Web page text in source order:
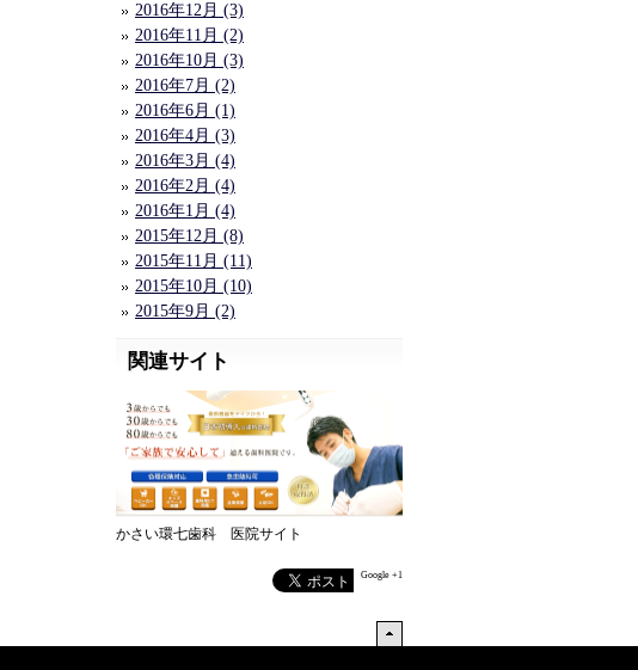
2016年12月 (3)
2016年11月 (2)
2016年10月 (3)
2016年7月 (2)
2016年6月 (1)
2016年4月 (3)
2016年3月 (4)
2016年2月 (4)
2016年1月 (4)
2015年12月 (8)
2015年11月 (11)
2015年10月 (10)
2015年9月 (2)
関連サイト
かさい環七歯科 医院サイト
Google +1